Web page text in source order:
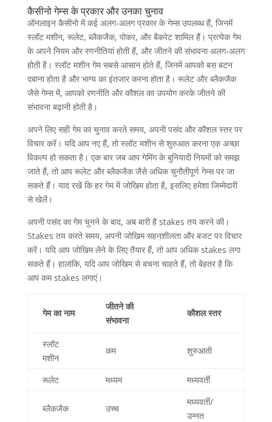
कैसीनो गेम्स के प्रकार और उनका चुनाव
ऑनलाइन कैसीनो में कई अलग-अलग प्रकार के गेम्स उपलब्ध हैं, जिनमें
स्लॉट मशीन, रूलेट, ब्लैकजैक, पोकर, और बैकरेट शामिल हैं। प्रत्येक गेम
के अपने नियम और रणनीतियां होती हैं, और जीतने की संभावना अलग-अलग
होती है। स्लॉट मशीन गेम सबसे आसान होते हैं, जिनमें आपको बस बटन
दबाना होता है और भाग्य का इंतजार करना होता है। रूलेट और ब्लैकजैक
जैसे गेम्स में, आपको रणनीति और कौशल का उपयोग करके जीतने की
संभावना बढ़ानी होती है।
अपने लिए सही गेम का चुनाव करते समय, अपनी पसंद और कौशल स्तर पर
विचार करें। यदि आप नए हैं, तो स्लॉट मशीन से शुरुआत करना एक अच्छा
विकल्प हो सकता है। एक बार जब आप गेमिंग के बुनियादी नियमों को समझ
जाते हैं, तो आप रूलेट और ब्लैकजैक जैसे अधिक चुनौतीपूर्ण गेम्स पर जा
सकते हैं। याद रखें कि हर गेम में जोखिम होता है, इसलिए हमेशा जिम्मेदारी
से खेलें।
अपनी पसंद का गेम चुनने के बाद, अब बारी है stakes तय करने की।
Stakes तय करते समय, अपनी जोखिम सहनशीलता और बजट पर विचार
करें। यदि आप जोखिम लेने के लिए तैयार हैं, तो आप अधिक stakes लगा
सकते हैं। हालांकि, यदि आप जोखिम से बचना चाहते हैं, तो बेहतर है कि
आप कम stakes लगाएं।
गेम का नाम
जीतने की
संभावना
कौशल स्तर
स्लॉट
मशीन
कम शुरुआती
रूलेट मध्यम मध्यवर्ती
ब्लैकजैक उच्च
मध्यवर्ती/
उन्नत